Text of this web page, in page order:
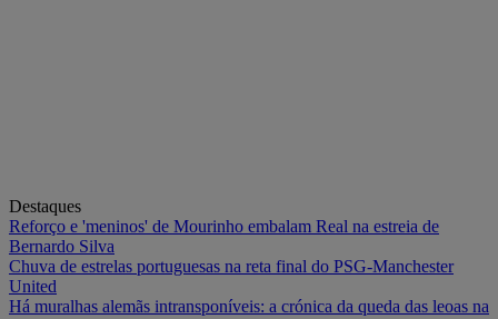
Destaques
Reforço e 'meninos' de Mourinho embalam Real na estreia de
Bernardo Silva
Chuva de estrelas portuguesas na reta final do PSG-Manchester
United
Há muralhas alemãs intransponíveis: a crónica da queda das leoas na